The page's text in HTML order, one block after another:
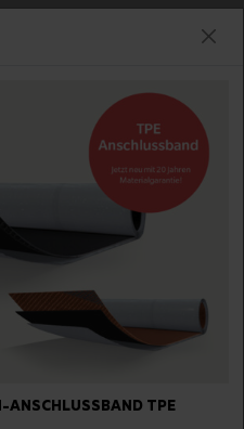
ANSCHLUSSBAND TPE